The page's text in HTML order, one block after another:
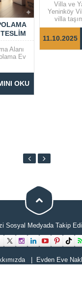
Alanı
Ev
OKU
Villa ve
Yeninköy
villa
Bebek gibi
taşıma
özen
11.10.2025
Sosyal Medyada Takip
Evden Eve
Cevap Yaz